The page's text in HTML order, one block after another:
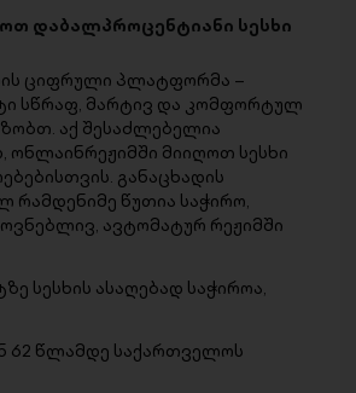
დაბალპროცენტიანი სესხი
ციფრული პლატფორმა –
სწრაფ, მარტივ და კომფორტულ
აქ შესაძლებელია
ონლაინრეჟიმში მიიღოთ სესხი
განაცხადის
რამდენიმე წუთია საჭირო,
ავტომატურ რეჟიმში
სესხის ასაღებად საჭიროა,
62 წლამდე საქართველოს